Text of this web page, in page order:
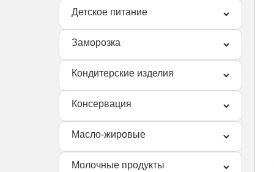
Детское питание
Заморозка
Кондитерские изделия
Консервация
Масло-жировые
Молочные продукты